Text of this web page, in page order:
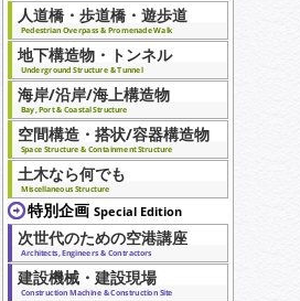
人道橋・歩道橋・遊歩道
Pedestrian Overpass & Promenade Walk
地下構造物・トンネル
Underground Structure & Tunnel
海岸/沿岸/海上構造物
Bay, Port & Coastal Structure
空間構造・搭状/容器構造物
Space Structure & Containment Structure
土木なら何でも
Miscellaneous Structure
特別企画 Special Edition
次世代のための空港講座
Architects, Engineers & Contractors
建設機械・建設現場
Construction Machine & Construction Site